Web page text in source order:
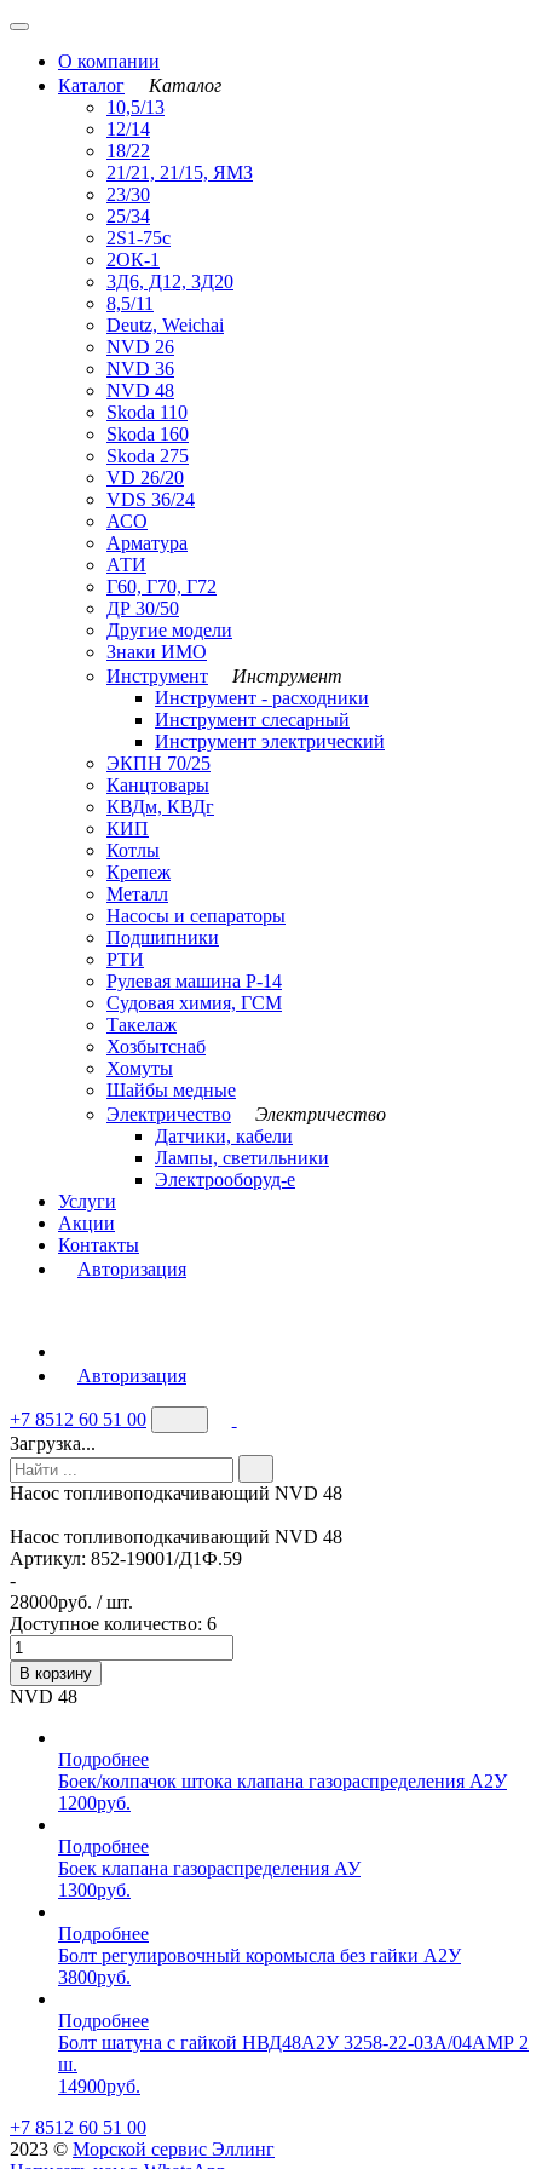
О компании
Каталог
Каталог
10,5/13
12/14
18/22
21/21, 21/15, ЯМЗ
23/30
25/34
2S1-75с
2ОК-1
3Д6, Д12, 3Д20
8,5/11
Deutz, Weichai
NVD 26
NVD 36
NVD 48
Skoda 110
Skoda 160
Skoda 275
VD 26/20
VDS 36/24
АСО
Арматура
АТИ
Г60, Г70, Г72
ДР 30/50
Другие модели
Знаки ИМО
Инструмент
Инструмент
Инструмент - расходники
Инструмент слесарный
Инструмент электрический
ЭКПН 70/25
Канцтовары
КВДм, КВДг
КИП
Котлы
Крепеж
Металл
Насосы и сепараторы
Подшипники
РТИ
Рулевая машина Р-14
Судовая химия, ГСМ
Такелаж
Хозбытснаб
Хомуты
Шайбы медные
Электричество
Электричество
Датчики, кабели
Лампы, светильники
Электрооборуд-е
Услуги
Акции
Контакты
Авторизация
Авторизация
+7 8512 60 51 00
Загрузка...
Насос топливоподкачивающий NVD 48
Насос топливоподкачивающий NVD 48
Артикул: 852-19001/Д1Ф.59
-
28000руб. / шт.
Доступное количество: 6
В корзину
NVD 48
Подробнее
Боек/колпачок штока клапана газораспределения А2У
1200руб.
Подробнее
Боек клапана газораспределения АУ
1300руб.
Подробнее
Болт регулировочный коромысла без гайки А2У
3800руб.
Подробнее
Болт шатуна с гайкой НВД48А2У 3258-22-03А/04АМР 2
ш.
14900руб.
+7 8512 60 51 00
2023 ©️ Морской сервис Эллинг